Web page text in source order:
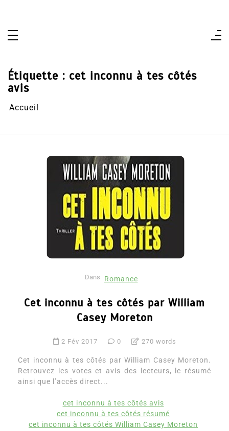
Étiquette : cet inconnu à tes côtés
avis
Accueil
Dans Romance
Cet inconnu à tes côtés par William
Casey Moreton
2 Fév 2017 0 270 words
Cet inconnu à tes côtés par William Casey Moreton.
Retrouvez les votes et avis des lecteurs, le résumé
ainsi que l’accès direct...
cet inconnu à tes côtés avis
cet inconnu à tes côtés résumé
cet inconnu à tes côtés William Casey Moreton